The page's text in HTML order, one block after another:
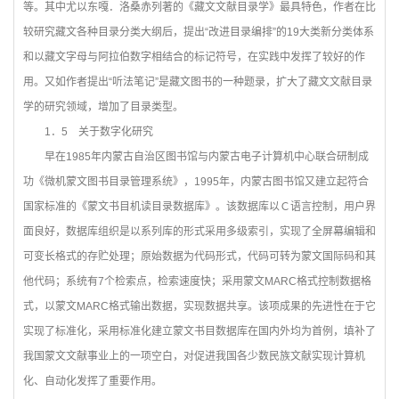
等。其中尤以东嘎．洛桑赤列著的《藏文文献目录学》最具特色，作者在比
较研究藏文各种目录分类大纲后，提出“改进目录编排”的19大类新分类体系
和以藏文字母与阿拉伯数字相结合的标记符号，在实践中发挥了较好的作
用。又如作者提出“听法笔记”是藏文图书的一种题录，扩大了藏文文献目录
学的研究领域，增加了目录类型。
1 ．5 关于数字化研究
早在1985年内蒙古自治区图书馆与内蒙古电子计算机中心联合研制成
功《微机蒙文图书目录管理系统》，1995年，内蒙古图书馆又建立起符合
国家标准的《蒙文书目机读目录数据库》。该数据库以Ｃ语言控制，用户界
面良好，数据库组织是以系列库的形式采用多级索引，实现了全屏幕编辑和
可变长格式的存贮处理；原始数据为代码形式，代码可转为蒙文国际码和其
他代码；系统有7个检索点，检索速度快；采用蒙文MARC格式控制数据格
式，以蒙文MARC格式输出数据，实现数据共享。该项成果的先进性在于它
实现了标准化，采用标准化建立蒙文书目数据库在国内外均为首例，填补了
我国蒙文文献事业上的一项空白，对促进我国各少数民族文献实现计算机
化、自动化发挥了重要作用。